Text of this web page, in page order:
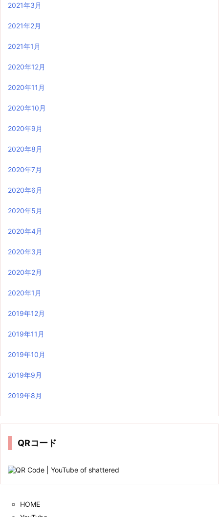
2021年3月
2021年2月
2021年1月
2020年12月
2020年11月
2020年10月
2020年9月
2020年8月
2020年7月
2020年6月
2020年5月
2020年4月
2020年3月
2020年2月
2020年1月
2019年12月
2019年11月
2019年10月
2019年9月
2019年8月
QRコード
HOME